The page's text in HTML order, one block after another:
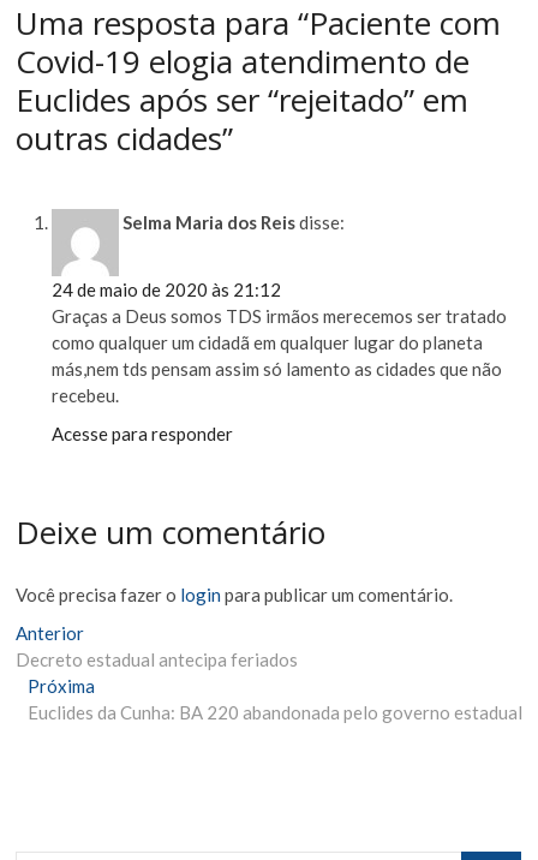
Uma resposta para “Paciente com
Covid-19 elogia atendimento de
Euclides após ser “rejeitado” em
outras cidades”
Selma Maria dos Reisdisse:
24 de maio de 2020 às 21:12
Graças a Deus somos TDS irmãos merecemos ser tratado
como qualquer um cidadã em qualquer lugar do planeta
más,nem tds pensam assim só lamento as cidades que não
recebeu.
Acesse para responder
Deixe um comentário
Você precisa fazer o login para publicar um comentário.
Navegação
de
Post
AnteriorMatéria
Anterior:
Decreto estadual antecipa feriados
PróximaPróxima
Materia:
Euclides da Cunha: BA 220 abandonada pelo governo estadual